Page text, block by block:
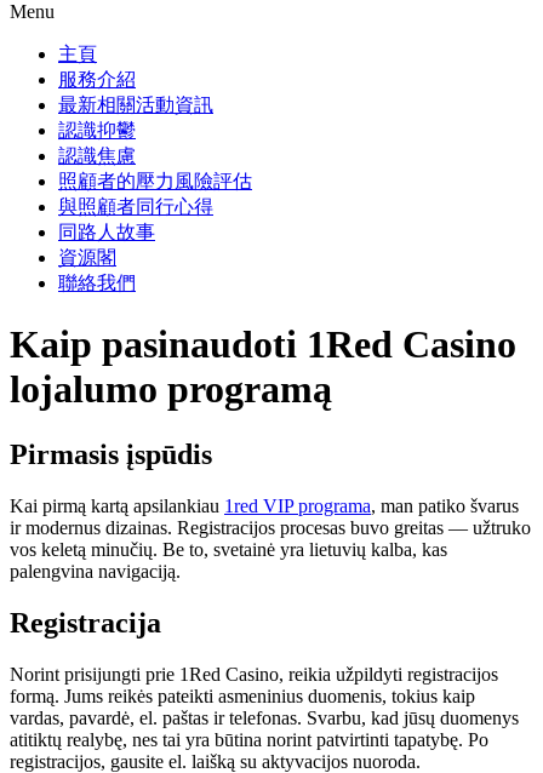
Menu
主頁
服務介紹
最新相關活動資訊
認識抑鬱
認識焦慮
照顧者的壓力風險評估
與照顧者同行心得
同路人故事
資源閣
聯絡我們
Kaip pasinaudoti 1Red Casino
lojalumo programą
Pirmasis įspūdis
Kai pirmą kartą apsilankiau 1red VIP programa, man patiko švarus
ir modernus dizainas. Registracijos procesas buvo greitas — užtruko
vos keletą minučių. Be to, svetainė yra lietuvių kalba, kas
palengvina navigaciją.
Registracija
Norint prisijungti prie 1Red Casino, reikia užpildyti registracijos
formą. Jums reikės pateikti asmeninius duomenis, tokius kaip
vardas, pavardė, el. paštas ir telefonas. Svarbu, kad jūsų duomenys
atitiktų realybę, nes tai yra būtina norint patvirtinti tapatybę. Po
registracijos, gausite el. laišką su aktyvacijos nuoroda.